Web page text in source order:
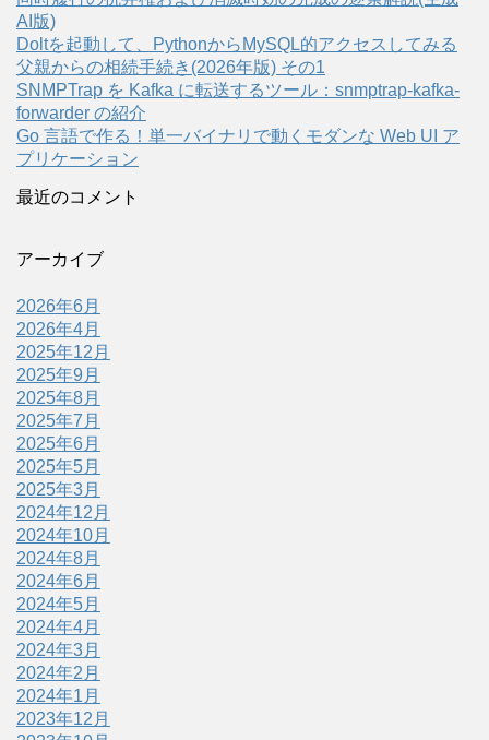
AI版)
Doltを起動して、PythonからMySQL的アクセスしてみる
父親からの相続手続き(2026年版) その1
SNMPTrap を Kafka に転送するツール：snmptrap-kafka-
forwarder の紹介
Go 言語で作る！単一バイナリで動くモダンな Web UI ア
プリケーション
最近のコメント
アーカイブ
2026年6月
2026年4月
2025年12月
2025年9月
2025年8月
2025年7月
2025年6月
2025年5月
2025年3月
2024年12月
2024年10月
2024年8月
2024年6月
2024年5月
2024年4月
2024年3月
2024年2月
2024年1月
2023年12月